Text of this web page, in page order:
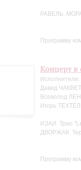
РАВЕЛЬ,
Программу
Концерт в
Исполнители:
Давид
Всеволод
Игорь
ИЗАИ. Трио
ДВОРЖАК.
Программу